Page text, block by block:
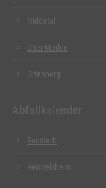
Niddatal
Ober-Mörlen
Ortenberg
Abfallkalender
Ranstadt
Reichelsheim